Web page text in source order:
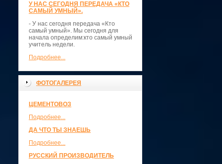
У НАС СЕГОДНЯ ПЕРЕДАЧА «КТО
САМЫЙ УМНЫЙ».
- У нас сегодня передача «Кто
самый умный». Мы сегодня для
начала определим:кто самый умный
учитель недели.
Подробнее...
ФОТОГАЛЕРЕЯ
ЦЕМЕНТОВОЗ
Подробнее...
ДА ЧТО ТЫ ЗНАЕШЬ
Подробнее...
РУССКИЙ ПРОИЗВОДИТЕЛЬ